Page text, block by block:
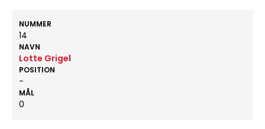
NUMMER
14
NAVN
Lotte Grigel
POSITION
-
MÅL
0